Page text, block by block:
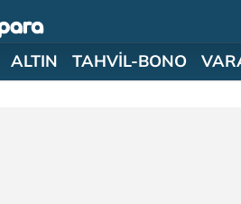
ALTIN TAHVİL-BONO